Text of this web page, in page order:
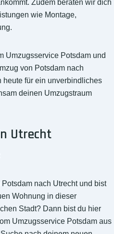
Zudem beraten wir dich
wie Montage,
Umzugsservice Potsdam und
von Potsdam nach
heute für ein unverbindliches
deinen Umzugstraum
Utrecht
nach Utrecht und bist
Wohnung in dieser
Stadt? Dann bist du hier
Umzugsservice Potsdam aus